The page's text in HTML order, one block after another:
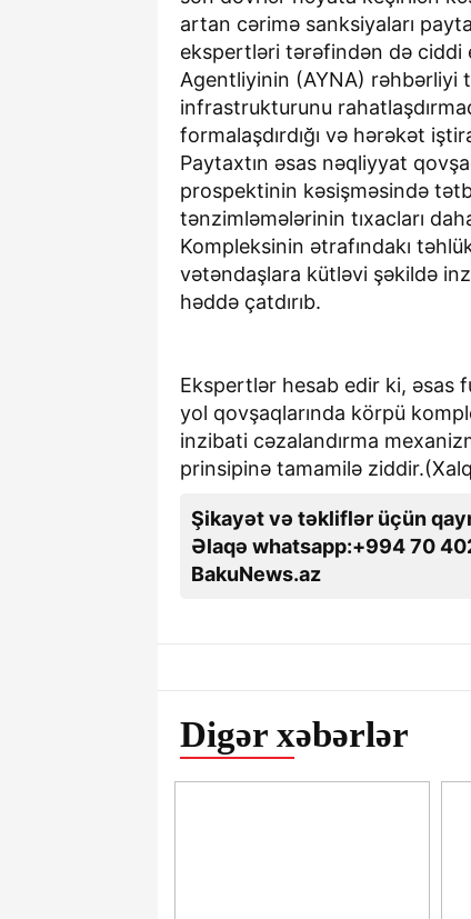
artan cərimə sanksiyaları
ekspertləri tərəfindən də ciddi
Agentliyinin (AYNA) rəhbərliyi
infrastrukturunu
formalaşdırdığı və hərəkət
Paytaxtın əsas nəqliyyat
prospektinin kəsişməsində
tənzimləmələrinin tıxacları
Kompleksinin ətrafındakı
vətəndaşlara kütləvi şəkildə
həddə çatdırıb.
Ekspertlər hesab edir ki, əsas
yol qovşaqlarında körpü
inzibati cəzalandırma
prinsipinə tamamilə
Şikayət və təkliflər üçün
Əlaqə whatsapp:+994 70
BakuNews.az
Digər xəbərlər